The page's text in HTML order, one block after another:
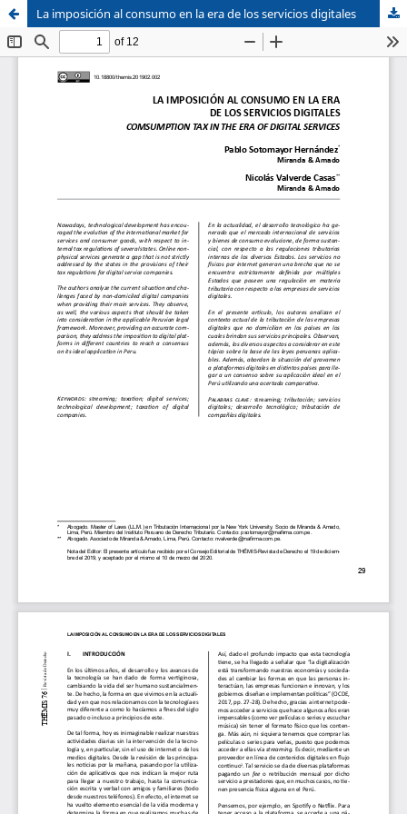
Sistema de
Bibliotecas
Facultad de
Derecho
La imposición al consumo en la era de los servicios digitales